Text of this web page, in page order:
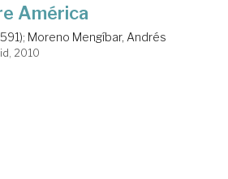
América
; Moreno Mengíbar, Andrés
2010